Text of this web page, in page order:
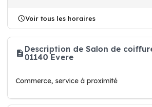
Voir tous les horaires
Description de Salon de
01140 Evere
Commerce, service à proximité